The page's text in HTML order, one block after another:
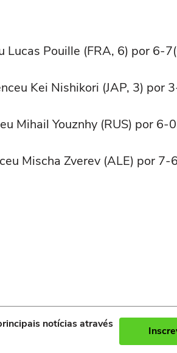
Lucas Pouille (FRA, 6) por 6-
Kei Nishikori (JAP, 3) por
Mihail Youznhy (RUS) por 6-
Mischa Zverev (ALE) por 7-
notícias através